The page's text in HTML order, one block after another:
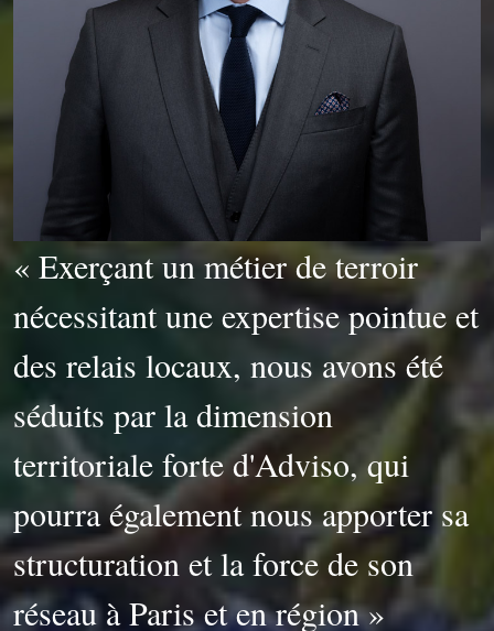
« Exerçant un métier de terroir
nécessitant une expertise pointue et
des relais locaux, nous avons été
séduits par la dimension
territoriale forte d'Adviso, qui
pourra également nous apporter sa
structuration et la force de son
réseau à Paris et en région »